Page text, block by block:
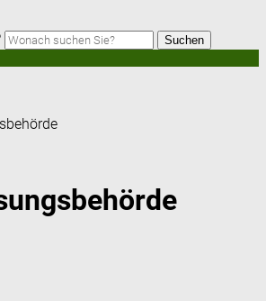
Suchen